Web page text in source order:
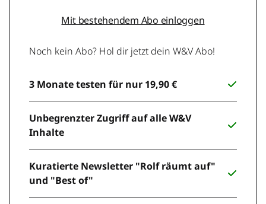
Mit bestehendem Abo einloggen
Noch kein Abo? Hol dir jetzt dein W&V Abo!
3 Monate testen für nur 19,90 €
Unbegrenzter Zugriff auf alle W&V
Inhalte
Kuratierte Newsletter "Rolf räumt auf"
und "Best of"